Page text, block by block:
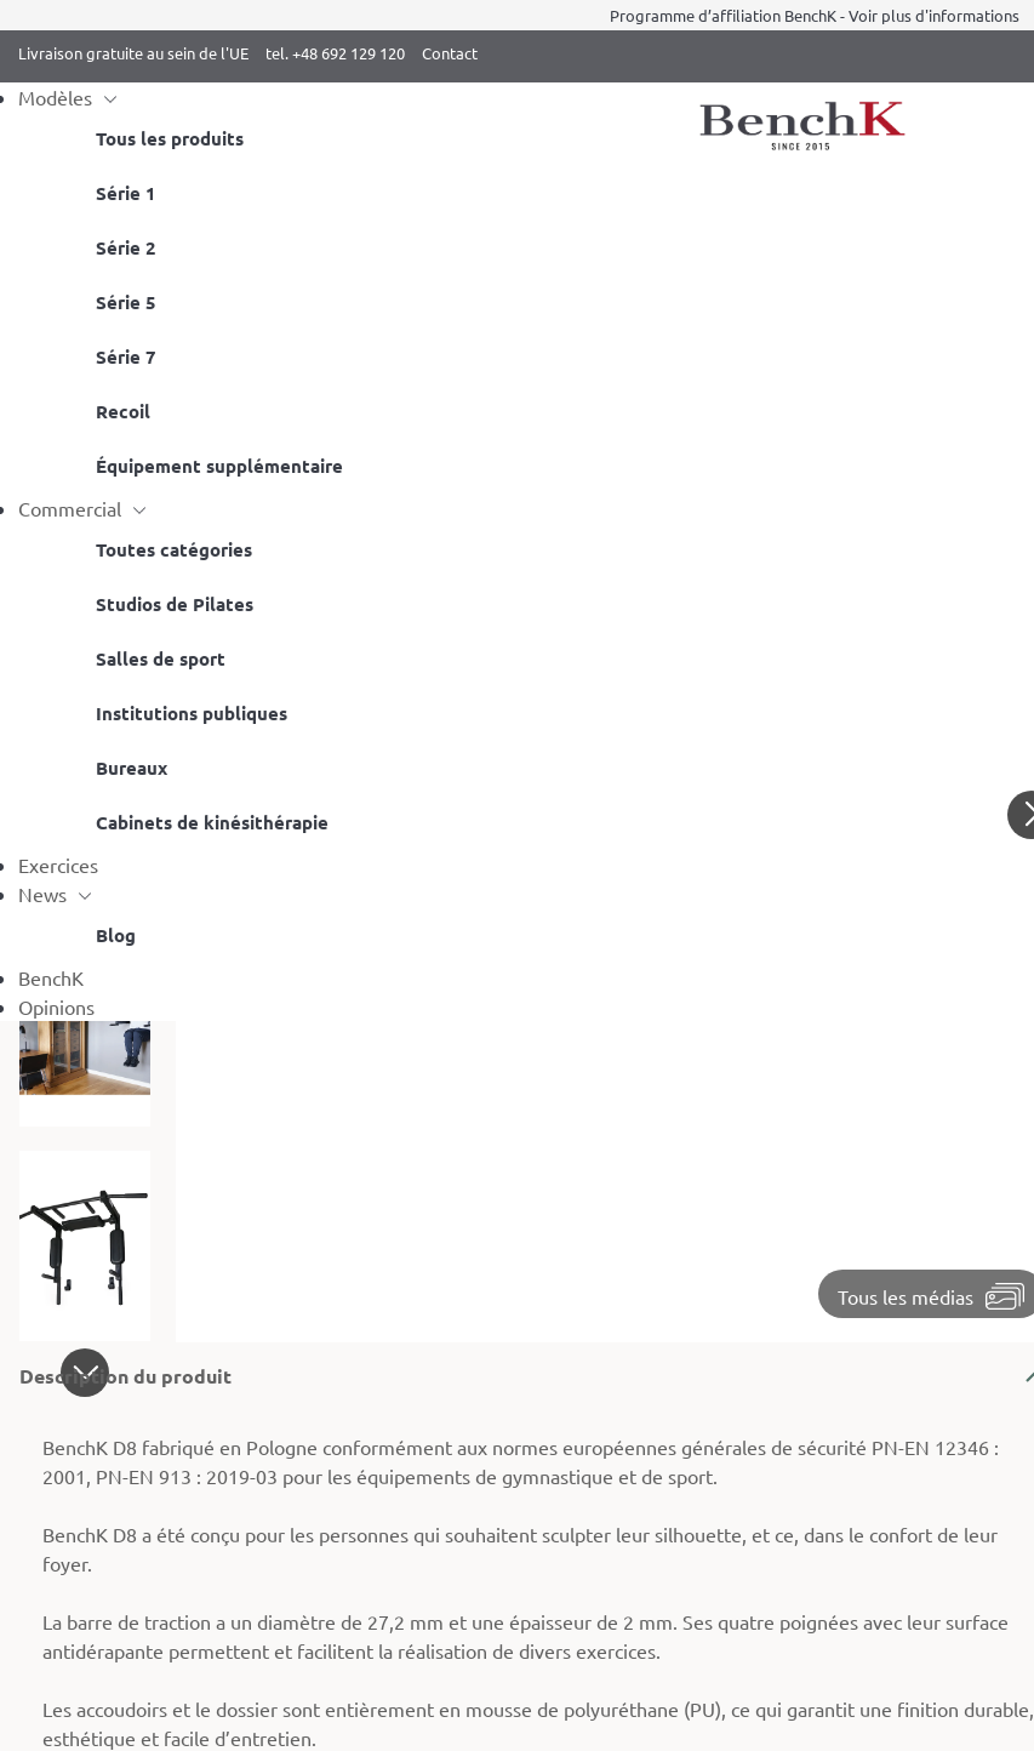
Programme d’affiliation BenchK - Voir plus d'informations
Livraison gratuite au sein de l'UE
tel. +48 692 129 120 Contact
Modèles
Tous les produits
Série 1
Série 2
Série 5
Série 7
Recoil
Équipement supplémentaire
Commercial
Toutes catégories
Studios de Pilates
Salles de sport
Institutions publiques
Bureaux
Cabinets de kinésithérapie
Exercices
News
Blog
BenchK
Opinions
Tous les médias
Description du produit
BenchK D8 fabriqué en Pologne conformément aux normes européennes générales de sécurité PN-EN 12346 :
2001, PN-EN 913 : 2019-03 pour les équipements de gymnastique et de sport.
BenchK D8 a été conçu pour les personnes qui souhaitent sculpter leur silhouette, et ce, dans le confort de leur
foyer.
La barre de traction a un diamètre de 27,2 mm et une épaisseur de 2 mm. Ses quatre poignées avec leur surface
antidérapante permettent et facilitent la réalisation de divers exercices.
Les accoudoirs et le dossier sont entièrement en mousse de polyuréthane (PU), ce qui garantit une finition durable,
esthétique et facile d’entretien.